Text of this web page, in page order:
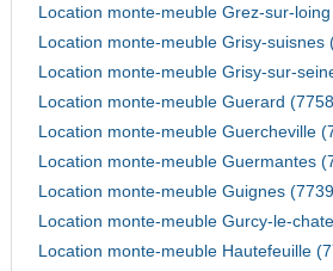
Location monte-meuble Grez-sur-
Location monte-meuble Grisy-suisnes
Location monte-meuble Grisy-sur-
Location monte-meuble Guerard
Location monte-meuble Guercheville
Location monte-meuble Guermantes
Location monte-meuble Guignes
Location monte-meuble Gurcy-le-
Location monte-meuble Hautefeuille